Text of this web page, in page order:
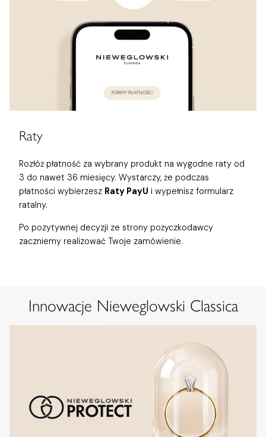
Raty
Rozłóż płatność za wybrany produkt na wygodne raty od
3 do nawet 36 miesięcy. Wystarczy, że podczas
płatności wybierzesz Raty PayU i wypełnisz formularz
ratalny.
Po pozytywnej decyzji ze strony pożyczkodawcy
zaczniemy realizować Twoje zamówienie.
Innowacje Nieweglowski Classica